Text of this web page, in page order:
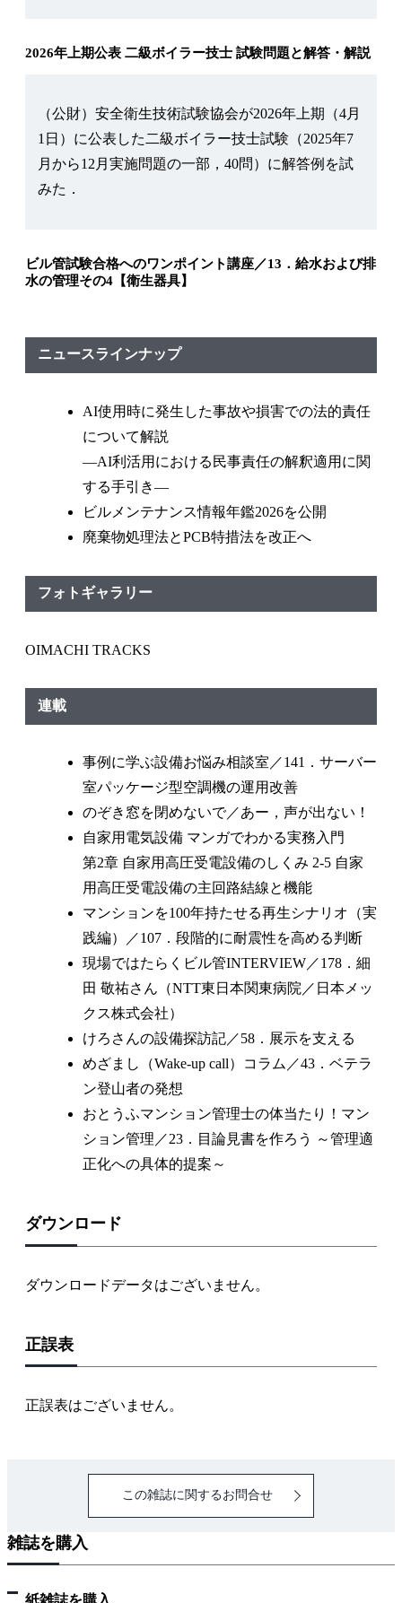
2026年上期公表 二級ボイラー技士 試験問題と解答・解説
（公財）安全衛生技術試験協会が2026年上期（4月
1日）に公表した二級ボイラー技士試験（2025年7
月から12月実施問題の一部，40問）に解答例を試
みた．
ビル管試験合格へのワンポイント講座／13．給水および排
水の管理その4【衛生器具】
ニュースラインナップ
AI使用時に発生した事故や損害での法的責任
について解説
—AI利活用における民事責任の解釈適用に関
する手引き—
ビルメンテナンス情報年鑑2026を公開
廃棄物処理法とPCB特措法を改正へ
フォトギャラリー
OIMACHI TRACKS
連載
事例に学ぶ設備お悩み相談室／141．サーバー
室パッケージ型空調機の運用改善
のぞき窓を閉めないで／あー，声が出ない！
自家用電気設備 マンガでわかる実務入門
第2章 自家用高圧受電設備のしくみ 2-5 自家
用高圧受電設備の主回路結線と機能
マンションを100年持たせる再生シナリオ（実
践編）／107．段階的に耐震性を高める判断
現場ではたらくビル管INTERVIEW／178．細
田 敬祐さん（NTT東日本関東病院／日本メッ
クス株式会社）
けろさんの設備探訪記／58．展示を支える
めざまし（Wake-up call）コラム／43．ベテラ
ン登山者の発想
おとうふマンション管理士の体当たり！マン
ション管理／23．目論見書を作ろう ～管理適
正化への具体的提案～
ダウンロード
ダウンロードデータはございません。
正誤表
正誤表はございません。
この雑誌に関するお問合せ
雑誌を購入